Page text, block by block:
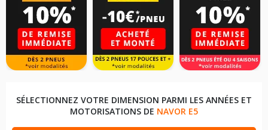
SÉLECTIONNEZ VOTRE DIMENSION PARMI LES ANNÉES ET
MOTORISATIONS DE NAVOR E5